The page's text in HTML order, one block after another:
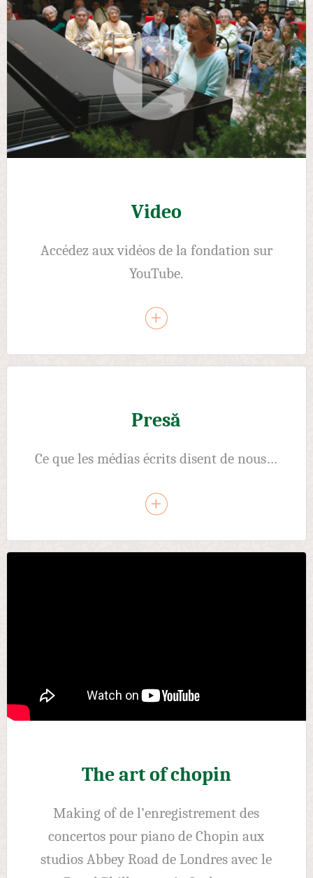
Video
Accédez aux vidéos de la fondation sur
YouTube.
Presă
Ce que les médias écrits disent de nous…
The art of chopin
Making of de l’enregistrement des
concertos pour piano de Chopin aux
studios Abbey Road de Londres avec le